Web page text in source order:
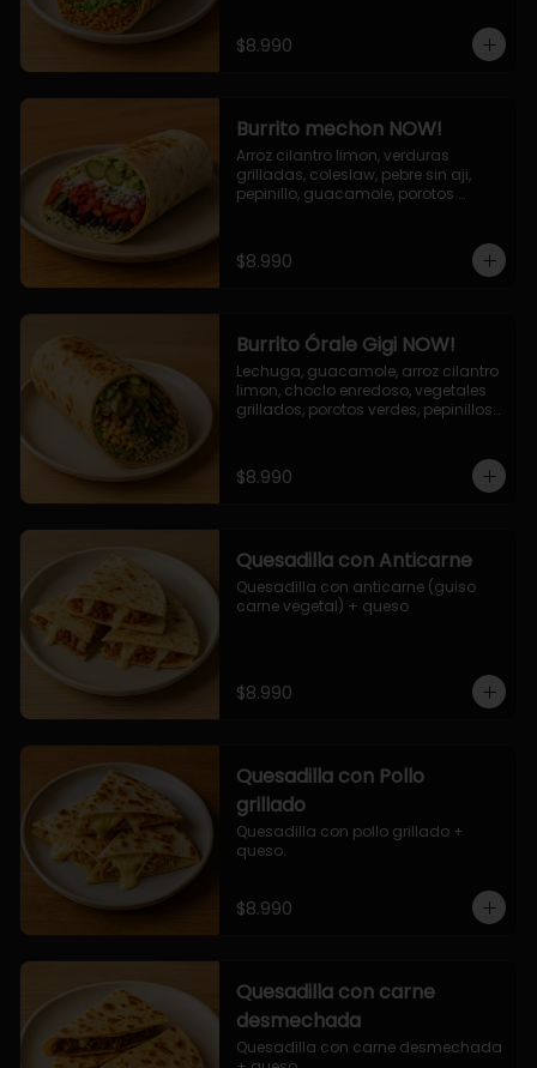
$8.990
Burrito mechon NOW!
Arroz cilantro limon, verduras
grilladas, coleslaw, pebre sin aji,
pepinillo, guacamole, porotos
$8.990
Burrito Órale Gigi NOW!
Lechuga, guacamole, arroz cilantro
limon, choclo enredoso, vegetales
grillados, porotos verdes, pepinillos
$8.990
Quesadilla con Anticarne
Quesadilla con anticarne (guiso
carne vegetal) + queso
$8.990
Quesadilla con Pollo
grillado
Quesadilla con pollo grillado +
queso.
$8.990
Quesadilla con carne
desmechada
Quesadilla con carne desmechada